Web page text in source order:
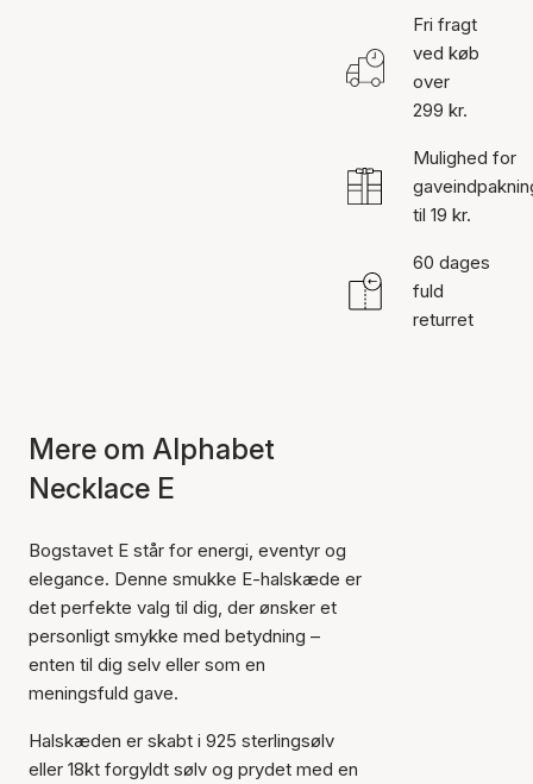
Fri fragt
ved køb
over
299 kr.
Mulighed for
til 19 kr.
60 dages
fuld
returret
Mere om Alphabet
Necklace E
Bogstavet E står for energi, eventyr og
elegance. Denne smukke E-halskæde er
det perfekte valg til dig, der ønsker et
personligt smykke med betydning –
enten til dig selv eller som en
meningsfuld gave.
Halskæden er skabt i 925 sterlingsølv
eller 18kt forgyldt sølv og prydet med en